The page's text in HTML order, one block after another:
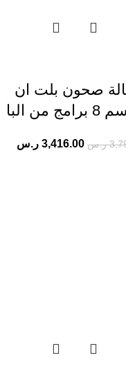
صحون بلت ان
ر.س 3,416.00 ر.س